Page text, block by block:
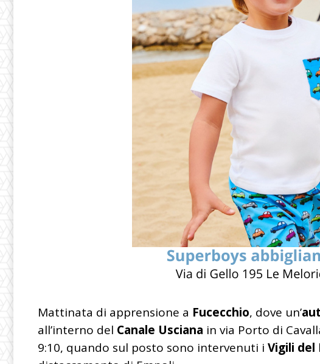
Mattinata di apprensione a Fucecchio, dove un’
all’interno del Canale Usciana in via Porto di
9:10, quando sul posto sono intervenuti i Vigili del